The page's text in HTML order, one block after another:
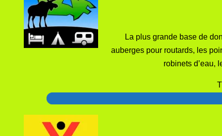
La plus grande base de
auberges pour routards, les
robinets d’eau,